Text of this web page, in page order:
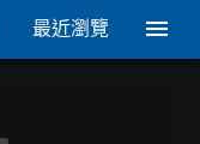
最近瀏覽